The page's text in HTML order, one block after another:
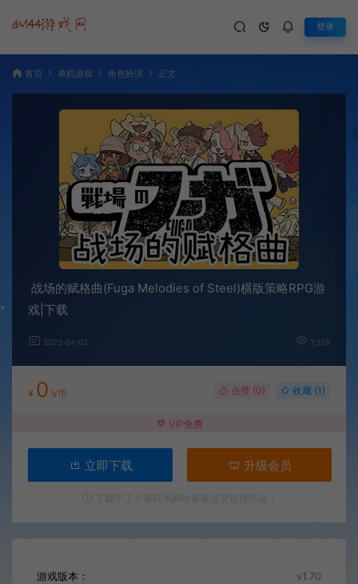
登录
首页 单机游戏 角色扮演 正文
战场的赋格曲(Fuga Melodies of Steel)横版策略RPG游
戏|下载
2023-04-02 7,329
¥ 0 V币 点赞 (0) 收藏 (1)
VIP免费
立即下载 升级会员
游戏版本： v1.70